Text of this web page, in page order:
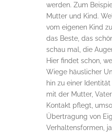
werden. Zum
Mutter und Kind.
vom eigenen Kind
das Beste, das
schau mal, die
Hier findet schon,
Wiege häuslicher
hin zu einer
mit der Mutter,
Kontakt pflegt,
Übertragung von
Verhaltensformen,